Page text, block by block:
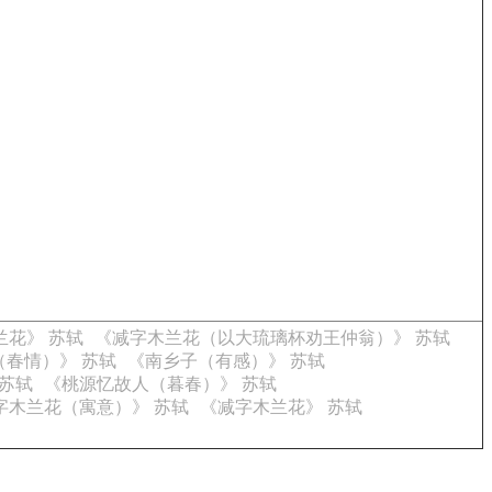
花》 苏轼
《减字木兰花（以大琉璃杯劝王仲翁）》 苏轼
春情）》 苏轼
《南乡子（有感）》 苏轼
轼
《桃源忆故人（暮春）》 苏轼
木兰花（寓意）》 苏轼
《减字木兰花》 苏轼